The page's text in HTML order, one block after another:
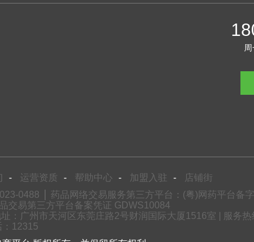
- 运营资质 - 帮助中心 - 加盟入驻 -
店铺街
0488
药品网络交易服务第三方平台：(粤)网药平台备
交易第三方平台备案凭证 GDWS10084
：广州市天河区东莞庄路2号财润国际大厦1516室 | 服务
：12315